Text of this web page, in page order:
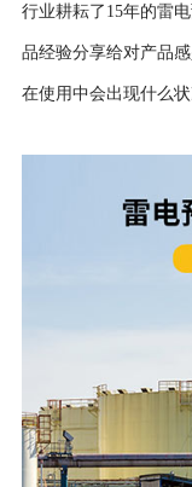
行业耕耘了15年的雷
品经验分享给对产品
在使用中会出现什么